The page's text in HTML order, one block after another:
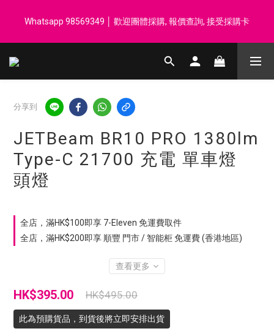
汗毛巾 韓國制 送完即止
Whatsapp 98569349 │ 歡迎團體採購, 報價查詢, 接受採購卡
登記會員享每$50回贈$1 │ 滿HK$899 送 N-rit Campack Towel 吸
分享到
JETBeam BR10 PRO 1380lm
Type-C 21700 充電 單車燈
頭燈
全店，滿HK$100即享 7-Eleven 免運費取件
全店，滿HK$200即享 順豐 門市 / 智能柜 免運費 (香港地區)
查看更多
HK$395.00 HK$495.00
此為預購貨品，到貨後將立即安排出貨